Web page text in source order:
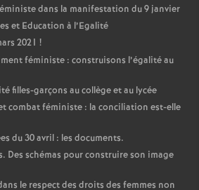
dans la manifestation du 9 janvier
et Education à l’Egalité
2021 !
féministe : construisons l’égalité au
filles-garçons au collège et au lycée
combat féministe : la conciliation est-elle
du 30 avril : les documents.
Des schémas pour construire son image
le respect des droits des femmes non